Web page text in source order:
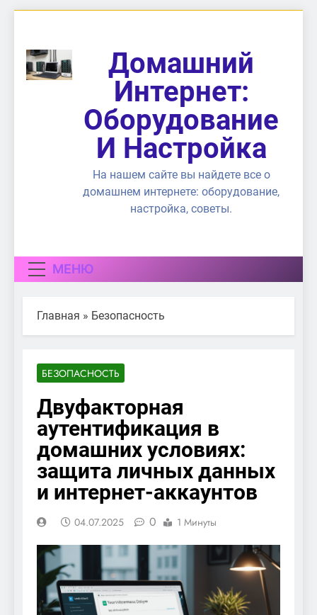
содержимому
Домашний
Интернет:
Оборудование
И Настройка
На нашем сайте вы найдете все о
домашнем интернете: оборудование,
настройка, советы.
МЕНЮ
Главная » Безопасность
БЕЗОПАСНОСТЬ
Двуфакторная
аутентификация в
домашних условиях:
защита личных данных
и интернет-аккаунтов
04.07.2025 0 1 Минуты